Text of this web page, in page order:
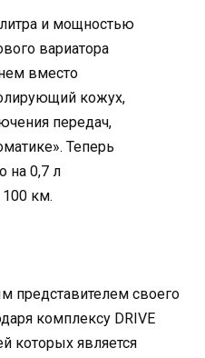
и мощностью
вариатора
вместо
кожух,
передач,
Теперь
на 0,7 л
км.
представителем своего
комплексу DRIVE
которых является